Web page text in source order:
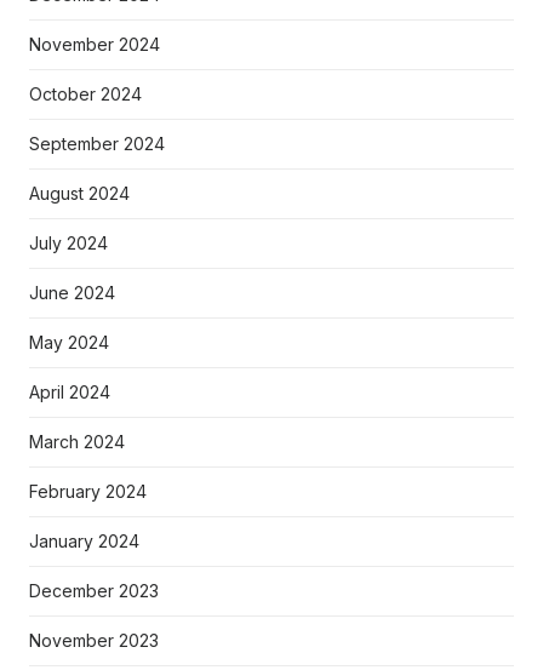
November 2024
October 2024
September 2024
August 2024
July 2024
June 2024
May 2024
April 2024
March 2024
February 2024
January 2024
December 2023
November 2023